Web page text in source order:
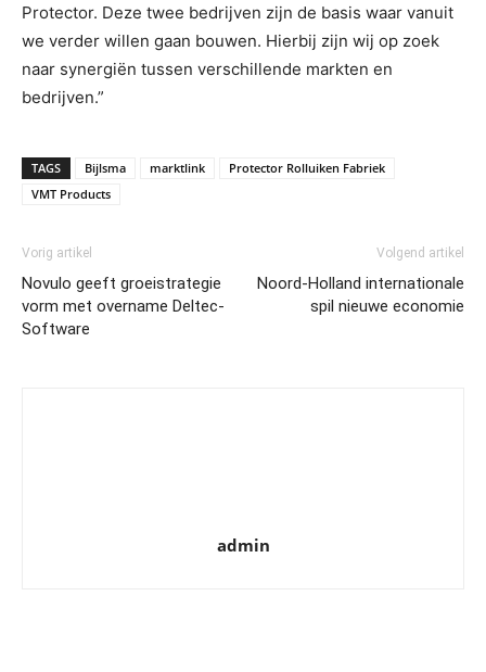
Protector. Deze twee bedrijven zijn de basis waar vanuit
we verder willen gaan bouwen. Hierbij zijn wij op zoek
naar synergiën tussen verschillende markten en
bedrijven.”
TAGS Bijlsma marktlink
Protector Rolluiken Fabriek
VMT Products
Vorig artikel
Novulo geeft groeistrategie
vorm met overname Deltec-
Software
Volgend artikel
Noord-Holland internationale
spil nieuwe economie
admin